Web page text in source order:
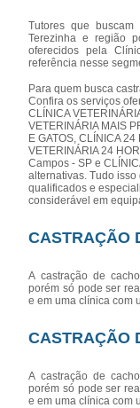
Tutores que
Terezinha e região
oferecidos pela
referência nesse
Para quem busca
Confira os serviços
CLÍNICA
VETERINÁRIA MAIS
E GATOS, CLÍNICA
VETERINÁRIA 24
Campos - SP e
alternativas. Tudo
qualificados e
considerável em
CASTRAÇÃO
A castração de
porém só pode ser
e em uma clínica com
CASTRAÇÃO
A castração de
porém só pode ser
e em uma clínica com